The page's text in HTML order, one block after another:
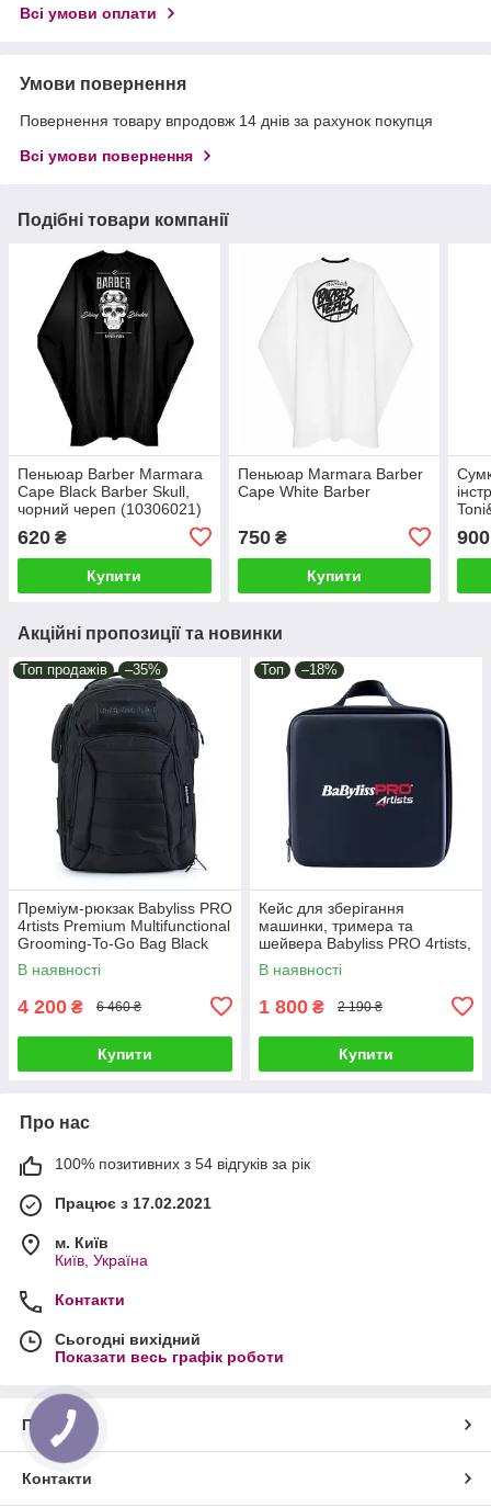
Всі умови оплати
Умови повернення
Повернення товару впродовж 14 днів за рахунок покупця
Всі умови повернення
Подібні товари компанії
Пеньюар Barber Marmara
Cape Black Barber Skull,
чорний череп (10306021)
620 ₴
Купити
Пеньюар Marmara Barber
Cape White Barber
750₴
Купити
900
Акційні пропозиції та новинки
Топ продажів –35%
Преміум-рюкзак Babyliss PRO
4rtists Premium Multifunctional
Grooming-To-Go Bag Black
(BBARB1PKCE)
В наявності
4 200 ₴ 6 460 ₴
Купити
Топ –18%
Кейс для зберігання
машинки, тримера та
шейвера Babyliss PRO 4rtists,
чорний (FXCFXCASE3E)
В наявності
1 800 ₴ 2 190 ₴
Купити
Про нас
100% позитивних з 54 відгуків за рік
Працює з 17.02.2021
м. Київ
Київ, Україна
Контакти
Сьогодні вихідний
Показати весь графік роботи
Про нас
Контакти